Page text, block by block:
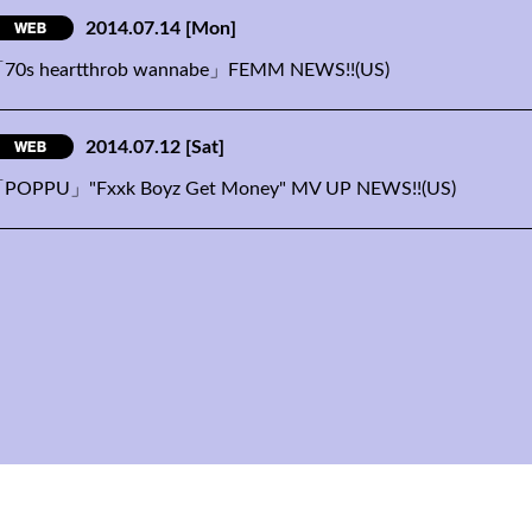
WEB 2014.07.14 [Mon]
70s heartthrob wannabe」FEMM NEWS!!(US)
WEB 2014.07.12 [Sat]
POPPU」"Fxxk Boyz Get Money" MV UP NEWS!!(US)